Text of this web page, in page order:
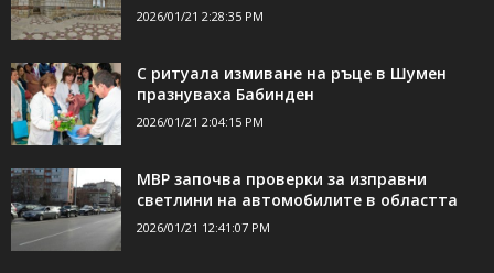
2026/01/21 2:28:35 PM
С ритуала измиване на ръце в Шумен
празнуваха Бабинден
2026/01/21 2:04:15 PM
МВР започва проверки за изправни
светлини на автомобилите в областта
2026/01/21 12:41:07 PM